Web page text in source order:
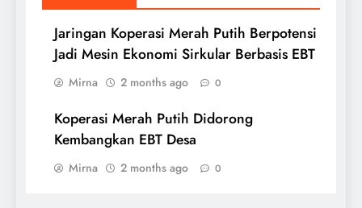
Jaringan Koperasi Merah Putih Berpotensi
Jadi Mesin Ekonomi Sirkular Berbasis EBT
Mirna 2 months ago 0
Koperasi Merah Putih Didorong
Kembangkan EBT Desa
Mirna 2 months ago 0